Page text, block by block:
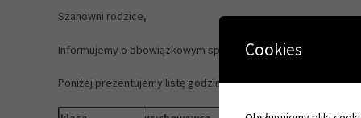
Szanowni rodzice,
Informujemy o obowiązkowym spotkaniu z wychowawcami w
Poniżej prezentujemy listę godzin zebrania wraz z informacją
Cookies